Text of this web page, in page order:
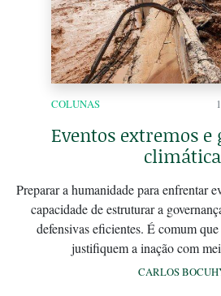
COLUNAS
Eventos extremos e
climática
Preparar a humanidade para enfrentar
capacidade de estruturar a
defensivas eficientes. É comum
justifiquem a inação com
CARLOS